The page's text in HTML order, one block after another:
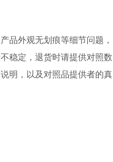
品外观无划痕等细节问题，
稳定，退货时请提供对照数
明，以及对照品提供者的真